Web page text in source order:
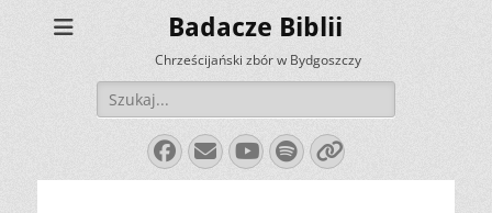
Badacze Biblii
Chrześcijański zbór w Bydgoszczy
Szukaj:
Facebook
E-
mail
YouTube
Spotify
Link